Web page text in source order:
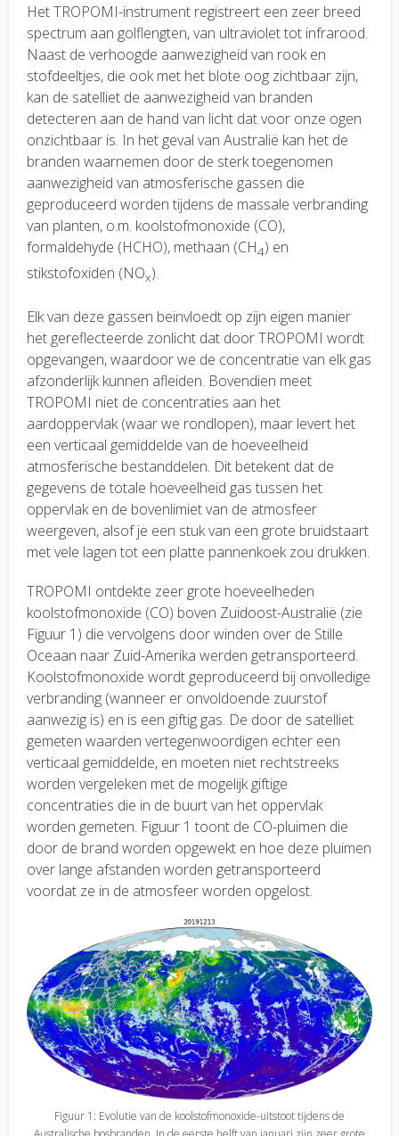
Het TROPOMI-instrument registreert een zeer breed
spectrum aan golflengten, van ultraviolet tot infrarood.
Naast de verhoogde aanwezigheid van rook en
stofdeeltjes, die ook met het blote oog zichtbaar zijn,
kan de satelliet de aanwezigheid van branden
detecteren aan de hand van licht dat voor onze ogen
onzichtbaar is. In het geval van Australië kan het de
branden waarnemen door de sterk toegenomen
aanwezigheid van atmosferische gassen die
geproduceerd worden tijdens de massale verbranding
van planten, o.m. koolstofmonoxide (CO),
formaldehyde (HCHO), methaan (CH4) en
stikstofoxiden (NOx).
Elk van deze gassen beïnvloedt op zijn eigen manier
het gereflecteerde zonlicht dat door TROPOMI wordt
opgevangen, waardoor we de concentratie van elk gas
afzonderlijk kunnen afleiden. Bovendien meet
TROPOMI niet de concentraties aan het
aardoppervlak (waar we rondlopen), maar levert het
een verticaal gemiddelde van de hoeveelheid
atmosferische bestanddelen. Dit betekent dat de
gegevens de totale hoeveelheid gas tussen het
oppervlak en de bovenlimiet van de atmosfeer
weergeven, alsof je een stuk van een grote bruidstaart
met vele lagen tot een platte pannenkoek zou drukken.
TROPOMI ontdekte zeer grote hoeveelheden
koolstofmonoxide (CO) boven Zuidoost-Australië (zie
Figuur 1) die vervolgens door winden over de Stille
Oceaan naar Zuid-Amerika werden getransporteerd.
Koolstofmonoxide wordt geproduceerd bij onvolledige
verbranding (wanneer er onvoldoende zuurstof
aanwezig is) en is een giftig gas. De door de satelliet
gemeten waarden vertegenwoordigen echter een
verticaal gemiddelde, en moeten niet rechtstreeks
worden vergeleken met de mogelijk giftige
concentraties die in de buurt van het oppervlak
worden gemeten. Figuur 1 toont de CO-pluimen die
door de brand worden opgewekt en hoe deze pluimen
over lange afstanden worden getransporteerd
voordat ze in de atmosfeer worden opgelost.
Figuur 1: Evolutie van de koolstofmonoxide-uitstoot tijdens de